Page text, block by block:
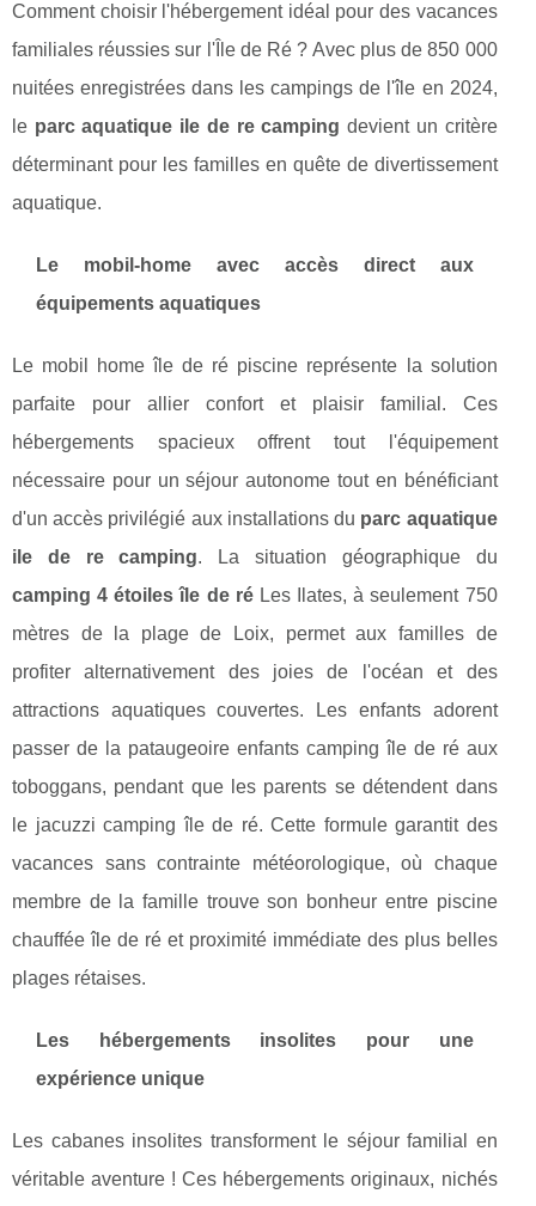
Comment choisir l'hébergement idéal pour des vacances
familiales réussies sur l'Île de Ré ? Avec plus de 850 000
nuitées enregistrées dans les campings de l'île en 2024,
le parc aquatique ile de re camping devient un critère
déterminant pour les familles en quête de divertissement
aquatique.
Le mobil-home avec accès direct aux
équipements aquatiques
Le mobil home île de ré piscine représente la solution
parfaite pour allier confort et plaisir familial. Ces
hébergements spacieux offrent tout l'équipement
nécessaire pour un séjour autonome tout en bénéficiant
d'un accès privilégié aux installations du parc aquatique
ile de re camping. La situation géographique du
camping 4 étoiles île de réLes Ilates, à seulement 750
mètres de la plage de Loix, permet aux familles de
profiter alternativement des joies de l'océan et des
attractions aquatiques couvertes. Les enfants adorent
passer de la pataugeoire enfants camping île de ré aux
toboggans, pendant que les parents se détendent dans
le jacuzzi camping île de ré. Cette formule garantit des
vacances sans contrainte météorologique, où chaque
membre de la famille trouve son bonheur entre piscine
chauffée île de ré et proximité immédiate des plus belles
plages rétaises.
Les hébergements insolites pour une
expérience unique
Les cabanes insolites transforment le séjour familial en
véritable aventure ! Ces hébergements originaux, nichés